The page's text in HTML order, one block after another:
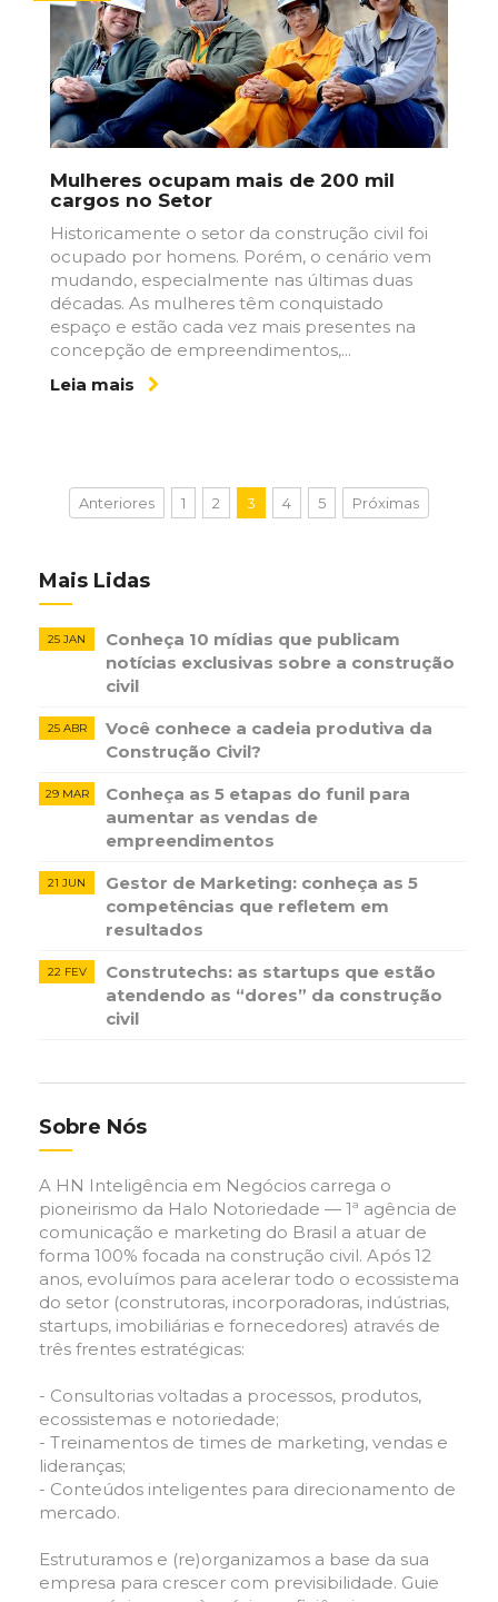
Mulheres ocupam mais de 200 mil
cargos no Setor
Historicamente o setor da construção civil foi
ocupado por homens. Porém, o cenário vem
mudando, especialmente nas últimas duas
décadas. As mulheres têm conquistado
espaço e estão cada vez mais presentes na
concepção de empreendimentos,...
Leia mais
Anteriores 1 2 3 4 5 Próximas
Mais Lidas
25 JAN
Conheça 10 mídias que publicam
notícias ​exclusivas sobre​ ​a construção​ ​
civil
25 ABR
Você conhece a cadeia produtiva da
Construção Civil?
29 MAR
Conheça as 5 etapas do funil para
aumentar as vendas de
empreendimentos
21 JUN
Gestor de Marketing: conheça as 5
competências que refletem em
resultados
22 FEV
Construtechs: as startups que estão
atendendo as “dores” da construção
civil
Sobre Nós
A HN Inteligência em Negócios carrega o
pioneirismo da Halo Notoriedade — 1ª agência de
comunicação e marketing do Brasil a atuar de
forma 100% focada na construção civil. Após 12
anos, evoluímos para acelerar todo o ecossistema
do setor (construtoras, incorporadoras, indústrias,
startups, imobiliárias e fornecedores) através de
três frentes estratégicas:
- Consultorias voltadas a processos, produtos,
ecossistemas e notoriedade;
- Treinamentos de times de marketing, vendas e
lideranças;
- Conteúdos inteligentes para direcionamento de
mercado.
Estruturamos e (re)organizamos a base da sua
empresa para crescer com previsibilidade. Guie